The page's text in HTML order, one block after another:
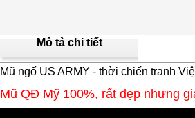
Mô tả chi tiết
Mũ ngố US ARMY - thời chiến tranh
Mũ QĐ Mỹ 100%, rất đẹp nhưng